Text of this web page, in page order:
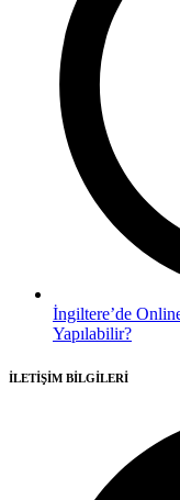
İngiltere’de
Yapılabilir?
İLETİŞİM BİLGİLERİ